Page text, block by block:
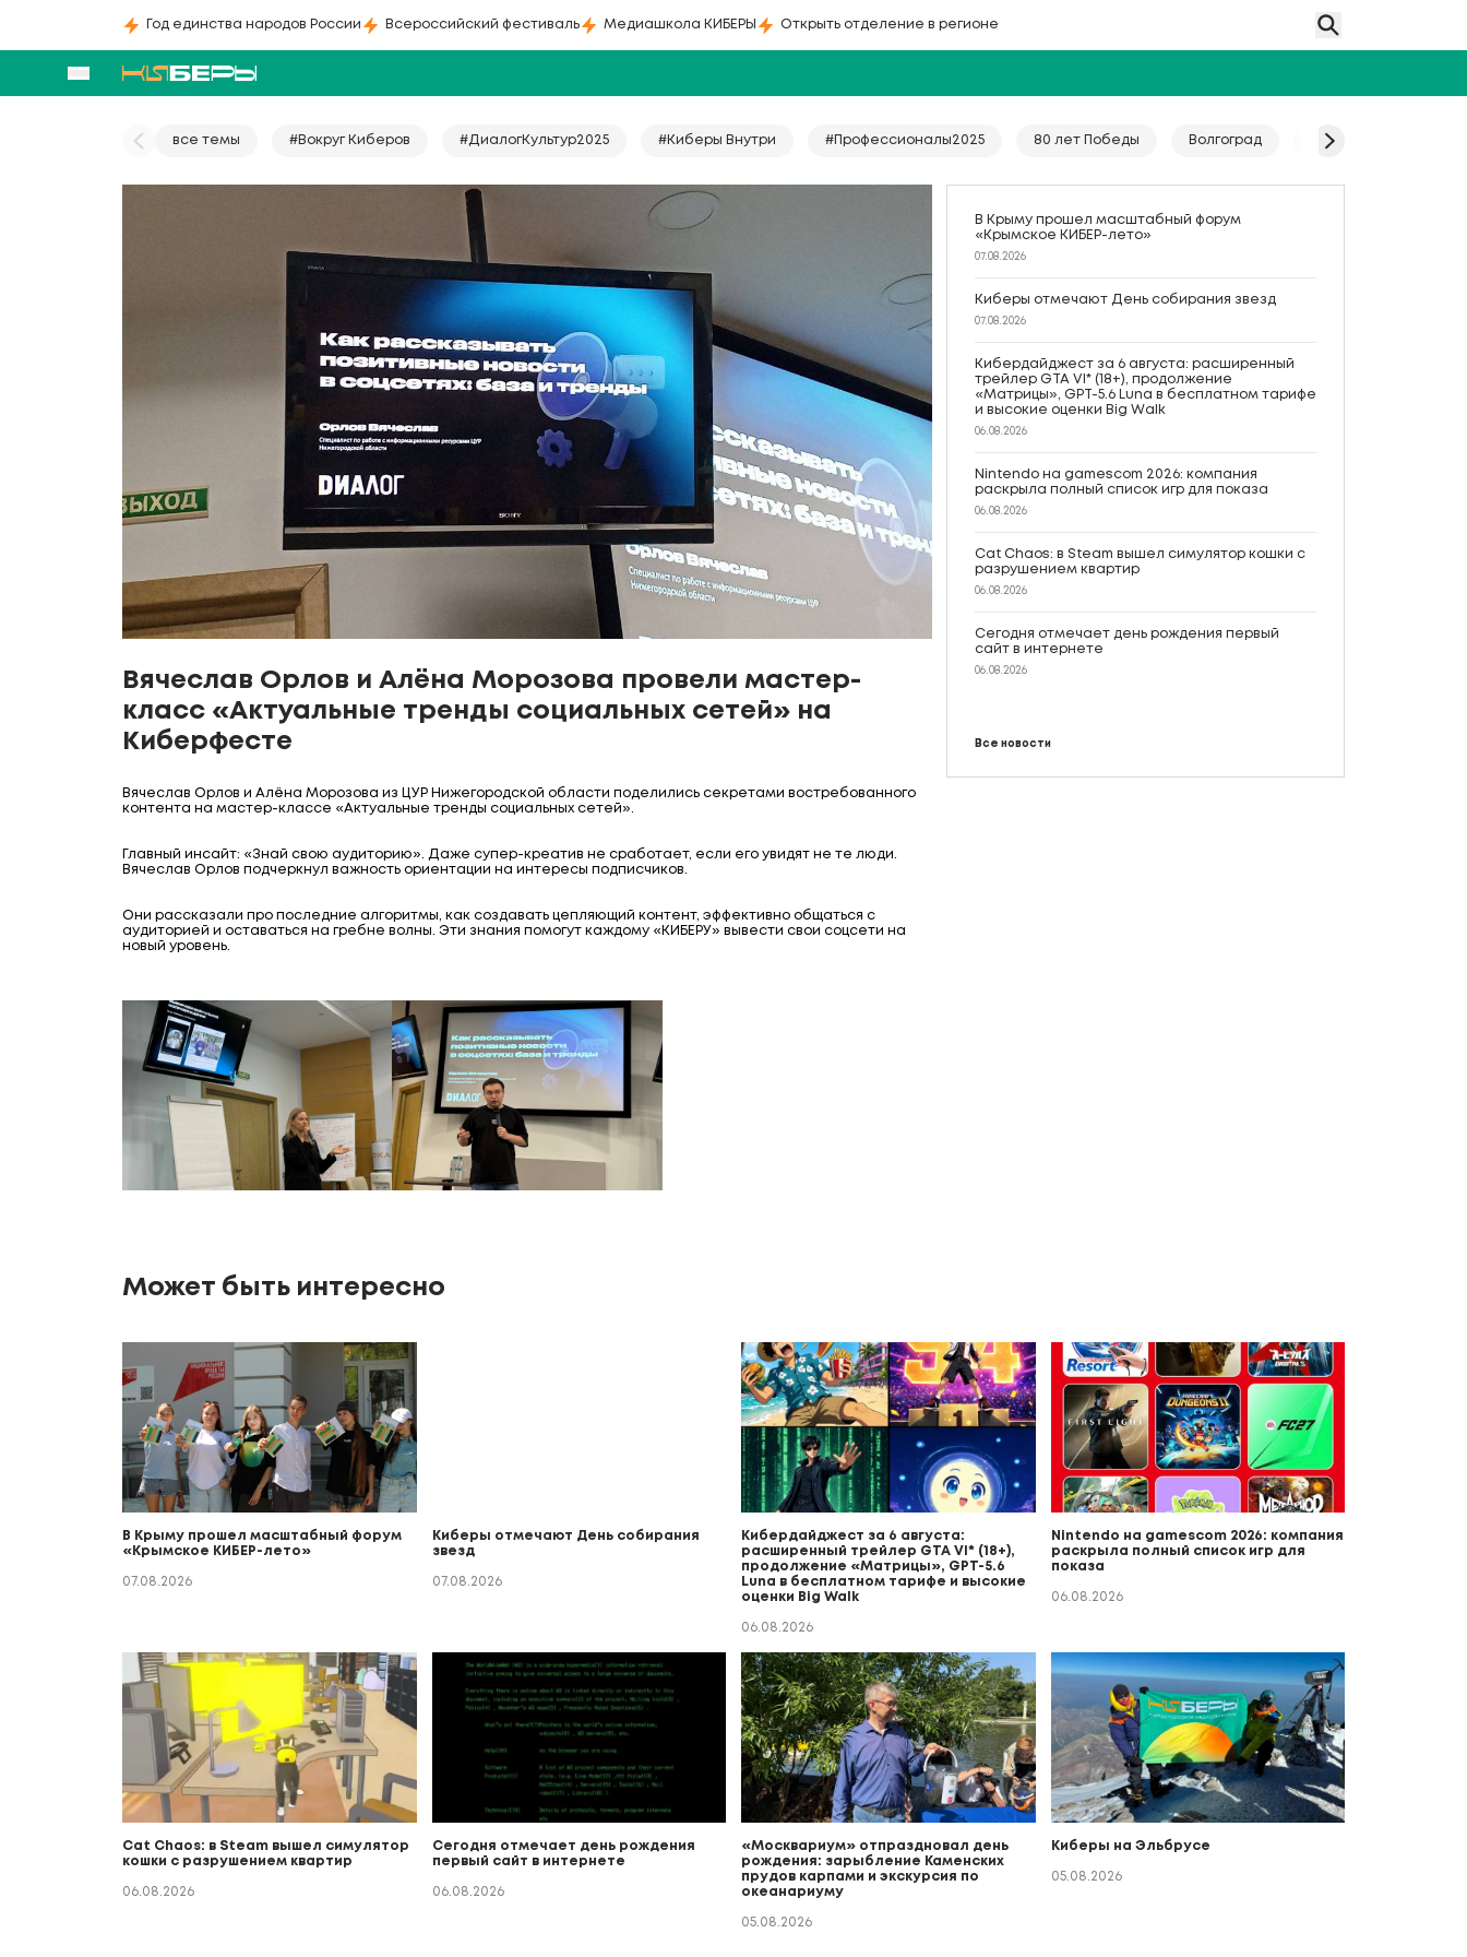
Год единства народов России Всероссийский фестиваль Медиашкола КИБЕРЫ Открыть отделение в регионе
все темы #Вокруг Киберов #ДиалогКультур2025 #Киберы Внутри #Профессионалы2025 80 лет Победы Волгоград Гайд
Вячеслав Орлов и Алёна Морозова провели мастер-
класс «Актуальные тренды социальных сетей» на
Киберфесте
Вячеслав Орлов и Алёна Морозова из ЦУР Нижегородской области поделились секретами востребованного
контента на мастер-классе «Актуальные тренды социальных сетей».
Главный инсайт: «Знай свою аудиторию». Даже супер-креатив не сработает, если его увидят не те люди.
Вячеслав Орлов подчеркнул важность ориентации на интересы подписчиков.
Они рассказали про последние алгоритмы, как создавать цепляющий контент, эффективно общаться с
аудиторией и оставаться на гребне волны. Эти знания помогут каждому «КИБЕРУ» вывести свои соцсети на
новый уровень.
Может быть интересно
В Крыму прошел масштабный форум
«Крымское КИБЕР-лето»
07.08.2026
Киберы отмечают День собирания
звезд
07.08.2026
Кибердайджест за 6 августа:
расширенный трейлер GTA VI* (18+),
продолжение «Матрицы», GPT-5.6
Luna в бесплатном тарифе и высокие
оценки Big Walk
06.08.2026
Nintendo на gamescom 2026: компания
раскрыла полный список игр для
показа
06.08.2026
Cat Chaos: в Steam вышел симулятор
кошки с разрушением квартир
06.08.2026
Сегодня отмечает день рождения
первый сайт в интернете
06.08.2026
«Москвариум» отпраздновал день
рождения: зарыбление Каменских
прудов карпами и экскурсия по
океанариуму
05.08.2026
Киберы на Эльбрусе
05.08.2026
В Крыму прошел масштабный форум
«Крымское КИБЕР-лето»
07.08.2026
Киберы отмечают День собирания звезд
07.08.2026
Кибердайджест за 6 августа: расширенный
трейлер GTA VI* (18+), продолжение
«Матрицы», GPT-5.6 Luna в бесплатном тарифе
и высокие оценки Big Walk
06.08.2026
Nintendo на gamescom 2026: компания
раскрыла полный список игр для показа
06.08.2026
Cat Chaos: в Steam вышел симулятор кошки с
разрушением квартир
06.08.2026
Сегодня отмечает день рождения первый
сайт в интернете
06.08.2026
Все новости